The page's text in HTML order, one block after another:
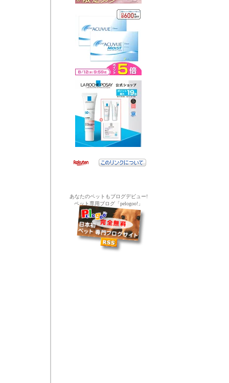
あなたのペットもブログデビュー!
ペット専用ブログ「pelogoo!」